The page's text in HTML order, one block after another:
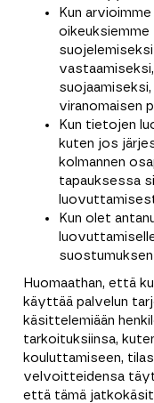
Kun
viranomaisen
Kun tietojen
kuten jos
kolmannen
tapauksessa
Kun olet
Huomaathan, että
käyttää palvelun
käsittelemiään
tarkoituksiinsa,
kouluttamiseen,
velvoitteidensa
että tämä